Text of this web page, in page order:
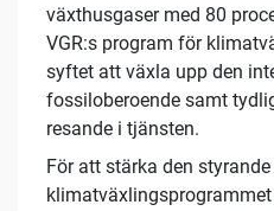
växthusgaser med 80
VGR:s program för
syftet att växla upp den
fossiloberoende samt
resande i tjänsten.
För att stärka den